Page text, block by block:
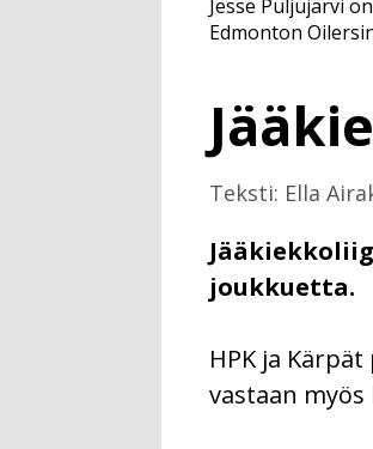
Teksti: Ella
joukkuetta.
Jesse Puljujärvi
Edmonton
HPK ja
vastaan